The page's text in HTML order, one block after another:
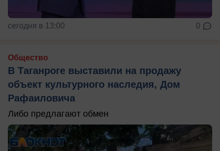
сегодня в 13:00 0
Общество
В Таганроге выставили на продажу
объект культурного наследия, Дом
Рафаиловича
Либо предлагают обмен